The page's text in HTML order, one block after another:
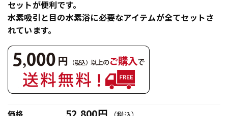
セットが便利です。
水素吸引と目の水素浴に必要なアイテムが全てセットさ
れています。
価格